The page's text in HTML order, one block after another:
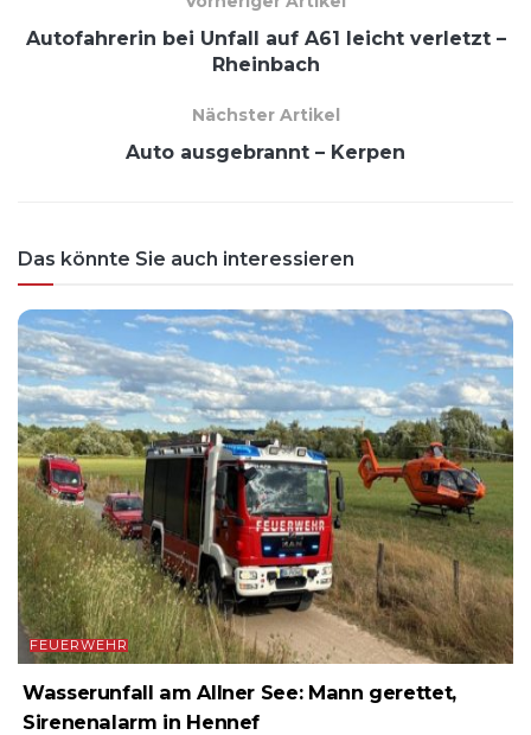
Autofahrerin bei Unfall auf A61 leicht verletzt –
Rheinbach
Nächster Artikel
Auto ausgebrannt – Kerpen
Das könnte Sie auch interessieren
FEUERWEHR
Wasserunfall am Allner See: Mann gerettet,
Sirenenalarm in Hennef